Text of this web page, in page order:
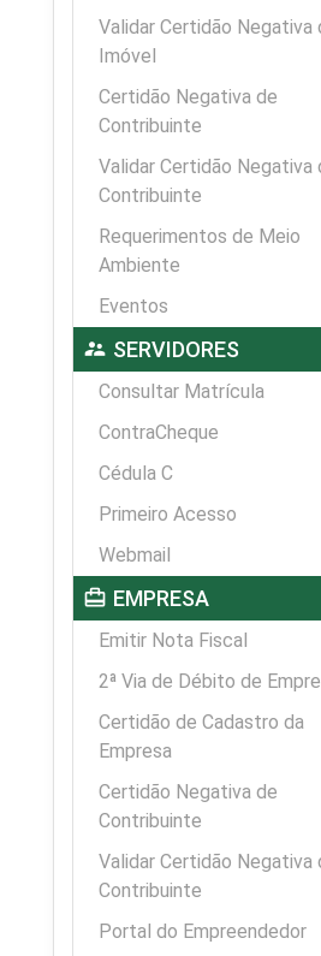
Validar Certidão Negativa
Imóvel
Certidão Negativa de
Contribuinte
Validar Certidão Negativa
Contribuinte
Requerimentos de Meio
Ambiente
Eventos
supervisor_account SERVIDORES
Consultar Matrícula
ContraCheque
Cédula C
Primeiro Acesso
Webmail
card_travel EMPRESA
Emitir Nota Fiscal
2ª Via de Débito de
Certidão de Cadastro da
Empresa
Certidão Negativa de
Contribuinte
Validar Certidão Negativa
Contribuinte
Portal do Empreendedor